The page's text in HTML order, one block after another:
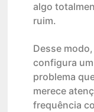
algo
ruim.
Desse
configura um
problema
merece
frequência